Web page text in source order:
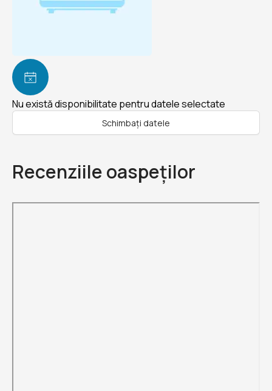
Nu există disponibilitate pentru datele selectate
Schimbați datele
Recenziile oaspeților